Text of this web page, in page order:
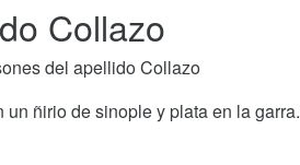
Collazo
del apellido Collazo
ñirio de sinople y plata en la garra.